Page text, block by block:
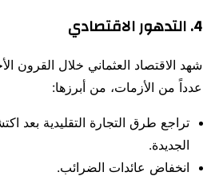
4. التدهور الاقتصادي
شهد الاقتصاد العثماني خلال القرون
عدداً من الأزمات، من أبرزها:
تراجع طرق التجارة التقليدية بعد
الجديدة.
انخفاض عائدات الضرائب.